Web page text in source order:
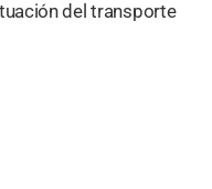
del transporte